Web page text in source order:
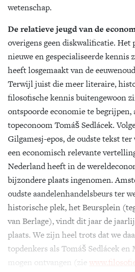
wetenschap.
De relatieve jeugd van de
overigens geen diskwalificatie. Het
nieuwe en gespecialiseerde kennis
heeft losgemaakt van de
Terwijl juist die meer literaire,
filosofische kennis buitengewoon
ontspoorde economie te begrijpen,
topeconoom Tomáš Sedlácek.
Gilgamesj-epos, de oudste tekst
een economisch relevante
Nederland heeft in de
bijzondere plaats ingenomen.
oudste aandelenhandelsbeurs ter
historische plek, het Beursplein
van Berlage), vindt dit jaar de
plaats. We zijn heel trots dat we
topdenkers als Tomáš Sedlácek en
mogen ontvangen (zie